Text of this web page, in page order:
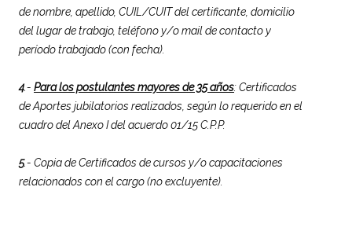
de nombre, apellido, CUIL/CUIT del certificante, domicilio
del lugar de trabajo, teléfono y/o mail de contacto y
período trabajado (con fecha).
4.- Para los postulantes mayores de 35 años: Certificados
de Aportes jubilatorios realizados, según lo requerido en el
cuadro del Anexo I del acuerdo 01/15 C.P.P.
5.- Copia de Certificados de cursos y/o capacitaciones
relacionados con el cargo (no excluyente).